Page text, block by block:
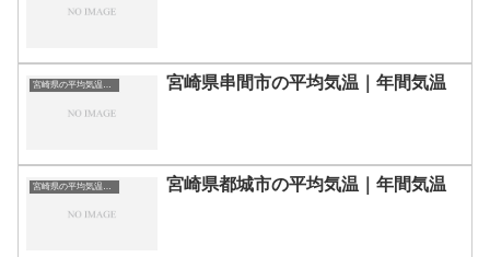
宮崎県の平均気温まとめ 宮崎県串間市の平均気温｜年間気温
宮崎県の平均気温まとめ 宮崎県都城市の平均気温｜年間気温